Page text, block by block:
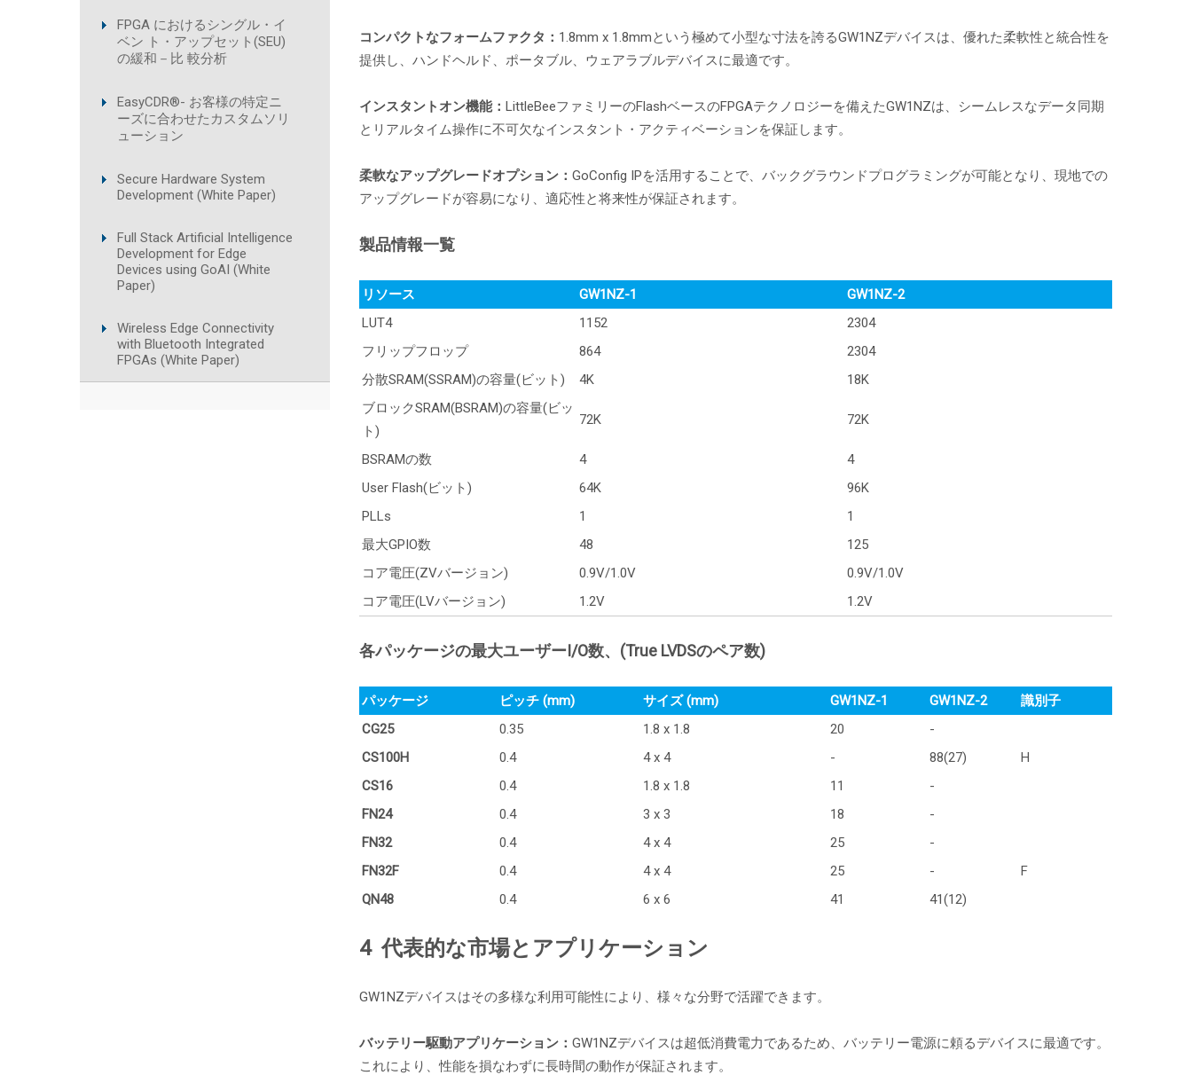
FPGA におけるシングル・イ
ベン ト・アップセット(SEU)
の緩和－比 較分析
EasyCDR®- お客様の特定ニ
ーズに合わせたカスタムソリ
ューション
Secure Hardware System
Development (White Paper)
Full Stack Artificial Intelligence
Development for Edge
Devices using GoAI (White
Paper)
Wireless Edge Connectivity
with Bluetooth Integrated
FPGAs (White Paper)
コンパクトなフォームファクタ： 1.8mm x 1.8mmという極めて小型な寸法を誇るGW1NZデバイスは、優れた柔軟性と統合性を
提供し、ハンドヘルド、ポータブル、ウェアラブルデバイスに最適です。
インスタントオン機能： LittleBeeファミリーのFlashベースのFPGAテクノロジーを備えたGW1NZは、シームレスなデータ同期
とリアルタイム操作に不可欠なインスタント・アクティベーションを保証します。
柔軟なアップグレードオプション： GoConfig IPを活用することで、バックグラウンドプログラミングが可能となり、現地での
アップグレードが容易になり、適応性と将来性が保証されます。
製品情報一覧
リソース GW1NZ-1
GW1NZ-2
LUT4
1152
2304
フリップフロップ
864
2304
分散SRAM(SSRAM)の容量(ビット)
4K
18K
ブロックSRAM(BSRAM)の容量(ビッ
ト)
72K 72K
BSRAMの数 4
4
User Flash(ビット)
64K
96K
PLLs
1
1
最大GPIO数
48
125
コア電圧(ZVバージョン)
0.9V/1.0V
0.9V/1.0V
コア電圧(LVバージョン)
1.2V 1.2V
各パッケージの最大ユーザーI/O数、(True LVDSのペア数)
パッケージ ピッチ (mm) サイズ (mm) GW1NZ-1 GW1NZ-2
識別子
CG25
0.35 1.8 x 1.8 20
-
CS100H
0.4 4 x 4 - 88(27)
H
CS16
0.4 1.8 x 1.8 11
-
FN24
0.4 3 x 3 18
-
FN32
0.4 4 x 4 25
-
FN32F
0.4 4 x 4 25 -
F
QN48
0.4 6 x 6 41 41(12)
4 代表的な市場とアプリケーション
GW1NZデバイスはその多様な利用可能性により、様々な分野で活躍できます。
バッテリー駆動アプリケーション： GW1NZデバイスは超低消費電力であるため、バッテリー電源に頼るデバイスに最適です。
これにより、性能を損なわずに長時間の動作が保証されます。